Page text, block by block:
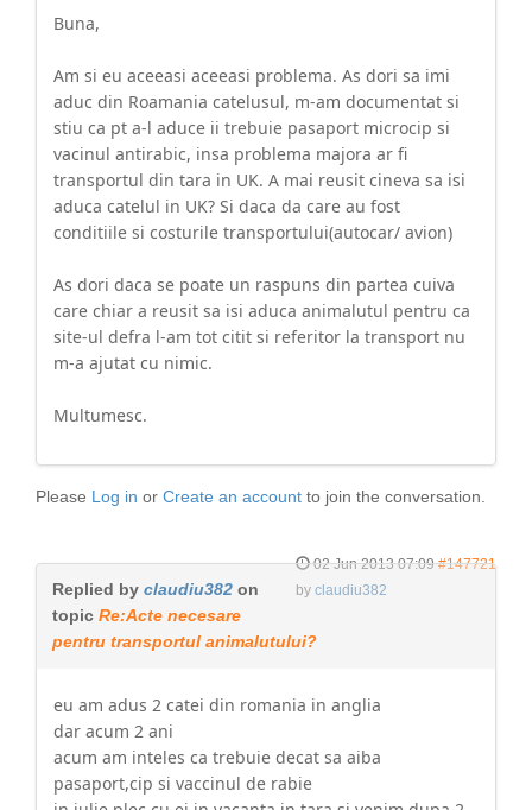
Buna,
Am si eu aceeasi aceeasi problema. As dori sa imi
aduc din Roamania catelusul, m-am documentat si
stiu ca pt a-l aduce ii trebuie pasaport microcip si
vacinul antirabic, insa problema majora ar fi
transportul din tara in UK. A mai reusit cineva sa isi
aduca catelul in UK? Si daca da care au fost
conditiile si costurile transportului(autocar/ avion)
As dori daca se poate un raspuns din partea cuiva
care chiar a reusit sa isi aduca animalutul pentru ca
site-ul defra l-am tot citit si referitor la transport nu
m-a ajutat cu nimic.
Multumesc.
Please Log in or Create an account to join the conversation.
02 Jun 2013 07:09 #147721
by claudiu382
Replied by claudiu382 on
topic Re:Acte necesare
pentru transportul animalutului?
eu am adus 2 catei din romania in anglia
dar acum 2 ani
acum am inteles ca trebuie decat sa aiba
pasaport,cip si vaccinul de rabie